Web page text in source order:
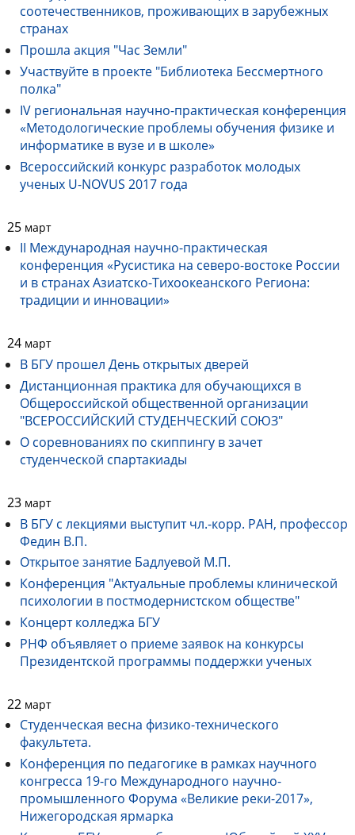
соотечественников, проживающих в зарубежных
странах
Прошла акция "Час Земли"
Участвуйте в проекте "Библиотека Бессмертного
полка"
IV региональная научно-практическая конференция
«Методологические проблемы обучения физике и
информатике в вузе и в школе»
Всероссийский конкурс разработок молодых
ученых U-NOVUS 2017 года
25 март
II Международная научно-практическая
конференция «Русистика на северо-востоке России
и в странах Азиатско-Тихоокеанского Региона:
традиции и инновации»
24 март
В БГУ прошел День открытых дверей
Дистанционная практика для обучающихся в
Общероссийской общественной организации
"ВСЕРОССИЙСКИЙ СТУДЕНЧЕСКИЙ СОЮЗ"
О соревнованиях по скиппингу в зачет
студенческой спартакиады
23 март
В БГУ с лекциями выступит чл.-корр. РАН, профессор
Федин В.П.
Открытое занятие Бадлуевой М.П.
Конференция "Актуальные проблемы клинической
психологии в постмодернистском обществе"
Концерт колледжа БГУ
РНФ объявляет о приеме заявок на конкурсы
Президентской программы поддержки ученых
22 март
Студенческая весна физико-технического
факультета.
Конференция по педагогике в рамках научного
конгресса 19-го Международного научно-
промышленного Форума «Великие реки-2017»,
Нижегородская ярмарка